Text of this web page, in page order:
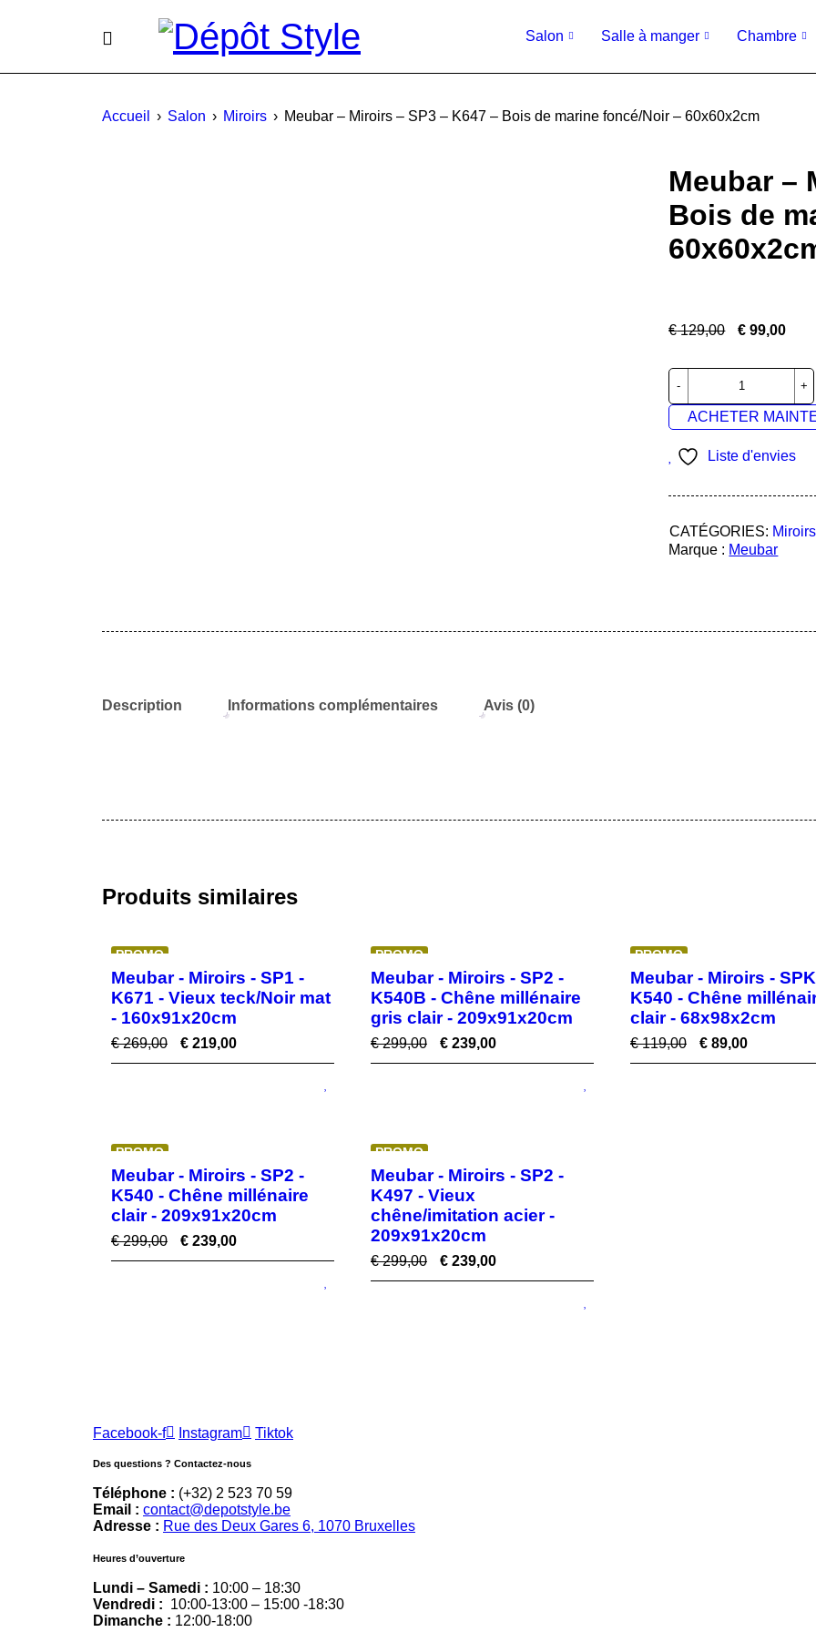
Salon Salle à manger Chambre
Accueil › Salon › Miroirs › Meubar – Miroirs – SP3 – K647 – Bois de marine foncé/Noir – 60x60x2cm
Meubar –
Bois de
€129,00 € 99,00
ACHETER
Liste d'envies
CATÉGORIES: Miroirs
Marque : Meubar
Description Informations complémentaires Avis (0)
Produits similaires
PROMO
Meubar - Miroirs - SP1 -
K671 - Vieux teck/Noir mat
- 160x91x20cm
€269,00 € 219,00
PROMO
Meubar - Miroirs - SP2 -
K540B - Chêne millénaire
gris clair - 209x91x20cm
€299,00 € 239,00
PROMO
Meubar - Miroirs -
K540 - Chêne
clair - 68x98x2cm
€119,00 € 89,00
PROMO
Meubar - Miroirs - SP2 -
K540 - Chêne millénaire
clair - 209x91x20cm
€299,00 € 239,00
PROMO
Meubar - Miroirs - SP2 -
K497 - Vieux
chêne/imitation acier -
209x91x20cm
€299,00 € 239,00
Facebook-f Instagram Tiktok
Des questions ? Contactez-nous
Téléphone : (+32) 2 523 70 59
Email : contact@depotstyle.be
Adresse : Rue des Deux Gares 6, 1070 Bruxelles
Heures d’ouverture
Lundi – Samedi : 10:00 – 18:30
Vendredi : 10:00-13:00 – 15:00 -18:30
Dimanche : 12:00-18:00